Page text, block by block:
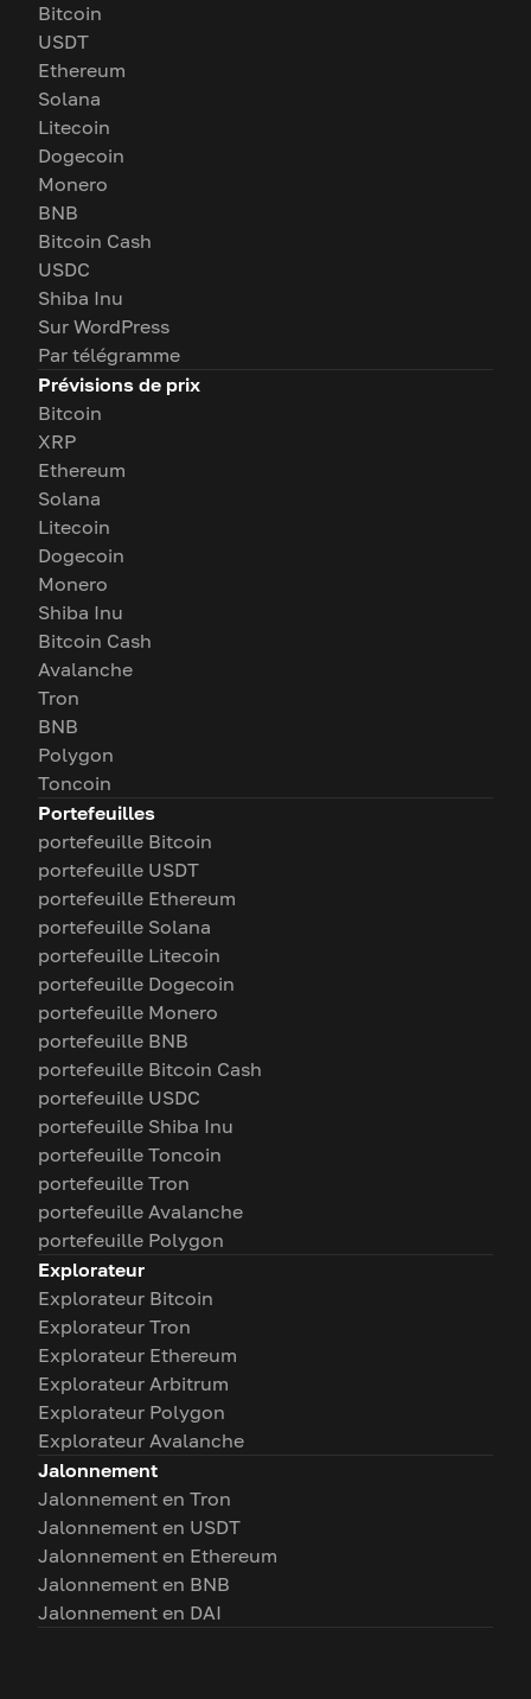
Bitcoin
USDT
Ethereum
Solana
Litecoin
Dogecoin
Monero
BNB
Bitcoin Cash
USDC
Shiba Inu
Sur WordPress
Par télégramme
Prévisions de prix
Bitcoin
XRP
Ethereum
Solana
Litecoin
Dogecoin
Monero
Shiba Inu
Bitcoin Cash
Avalanche
Tron
BNB
Polygon
Toncoin
Portefeuilles
portefeuille Bitcoin
portefeuille USDT
portefeuille Ethereum
portefeuille Solana
portefeuille Litecoin
portefeuille Dogecoin
portefeuille Monero
portefeuille BNB
portefeuille Bitcoin Cash
portefeuille USDC
portefeuille Shiba Inu
portefeuille Toncoin
portefeuille Tron
portefeuille Avalanche
portefeuille Polygon
Explorateur
Explorateur Bitcoin
Explorateur Tron
Explorateur Ethereum
Explorateur Arbitrum
Explorateur Polygon
Explorateur Avalanche
Jalonnement
Jalonnement en Tron
Jalonnement en USDT
Jalonnement en Ethereum
Jalonnement en BNB
Jalonnement en DAI